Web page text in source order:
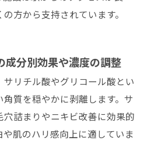
方から支持されています。
成分別効果や濃度の調整
リチル酸やグリコール酸とい
質を穏やかに剥離します。サ
穴詰まりやニキビ改善に効果的
肌のハリ感向上に適していま